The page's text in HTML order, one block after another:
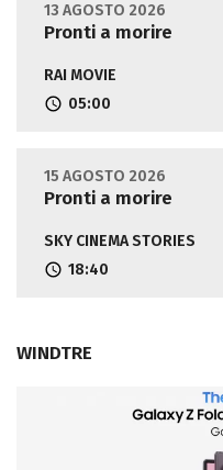
13 AGOSTO 2026
Pronti a morire
RAI MOVIE
05:00
15 AGOSTO 2026
Pronti a morire
SKY CINEMA STORIES
18:40
WINDTRE